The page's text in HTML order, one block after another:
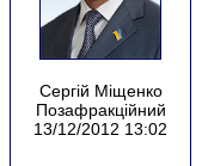
Сергій Міщенко
Позафракційний
13/12/2012 13:02